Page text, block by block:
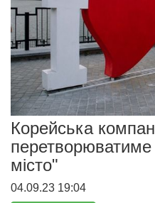
Корейська
місто"
04.09.23 19:04